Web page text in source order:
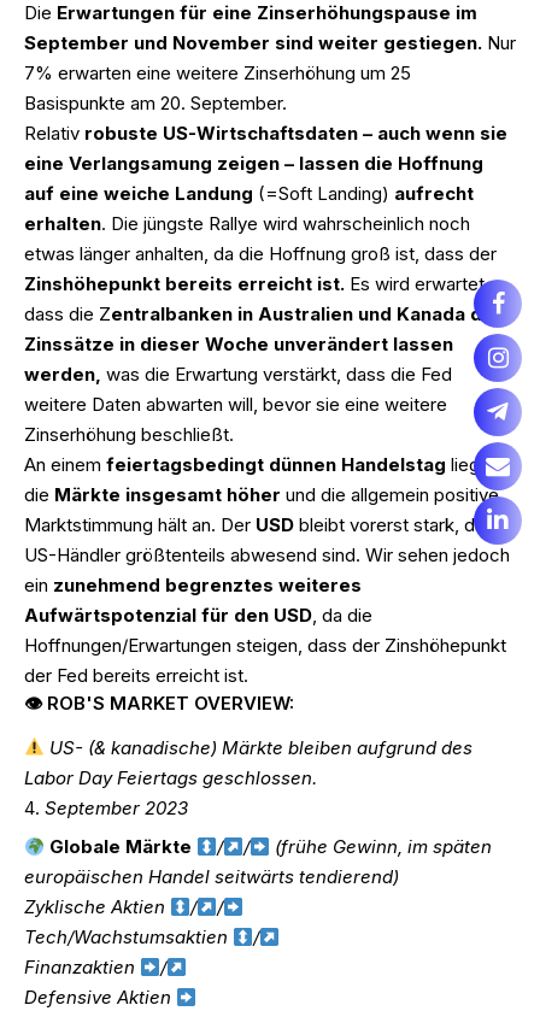
Die Erwartungen für eine Zinserhöhungspause im
September und November sind weiter gestiegen. Nur
7% erwarten eine weitere Zinserhöhung um 25
Basispunkte am 20. September.
Relativ robuste US-Wirtschaftsdaten – auch wenn sie
eine Verlangsamung zeigen – lassen die Hoffnung
auf eine weiche Landung (=Soft Landing) aufrecht
erhalten. Die jüngste Rallye wird wahrscheinlich noch
etwas länger anhalten, da die Hoffnung groß ist, dass der
Zinshöhepunkt bereits erreicht ist. Es wird erwartet,
dass die Zentralbanken in Australien und Kanada die
Zinssätze in dieser Woche unverändert lassen
werden, was die Erwartung verstärkt, dass die Fed
weitere Daten abwarten will, bevor sie eine weitere
Zinserhöhung beschließt.
An einem feiertagsbedingt dünnen Handelstag liegen
die Märkte insgesamt höher und die allgemein positive
Marktstimmung hält an. Der USD bleibt vorerst stark, da die
US-Händler größtenteils abwesend sind. Wir sehen jedoch
ein zunehmend begrenztes weiteres
Aufwärtspotenzial für den USD, da die
Hoffnungen/Erwartungen steigen, dass der Zinshöhepunkt
der Fed bereits erreicht ist.
👁 ROB'S MARKET OVERVIEW:
US- (& kanadische) Märkte bleiben aufgrund des
Labor Day Feiertags geschlossen.
September 2023
Globale Märkte
/ /
(frühe Gewinn, im späten
europäischen Handel seitwärts tendierend)
Zyklische Aktien
/
/
Tech/Wachstumsaktien
/
Finanzaktien
/
Defensive Aktien